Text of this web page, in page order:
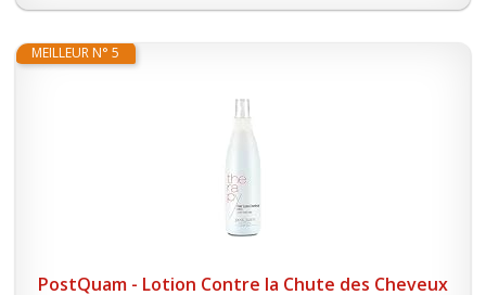
MEILLEUR N° 5
PostQuam - Lotion Contre la Chute des Cheveux